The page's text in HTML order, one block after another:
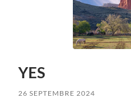
YES
26 SEPTEMBRE 2024